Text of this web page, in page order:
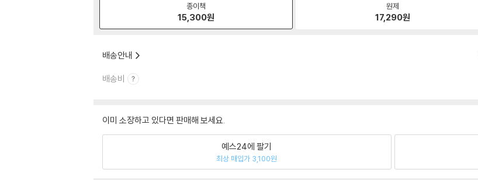
종이책
15,300원
원제
17,290원
배송안내
배송비
이미 소장하고 있다면 판매해 보세요.
예스24에 팔기
최상 매입가 3,100원